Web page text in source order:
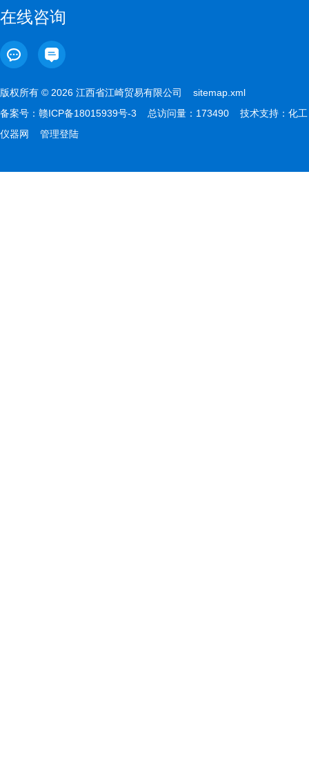
在线咨询
版权所有 © 2026 江西省江崎贸易有限公司 sitemap.xml
备案号： 赣ICP备18015939号-3 总访问量：173490 技术支持： 化工
仪器网
管理登陆